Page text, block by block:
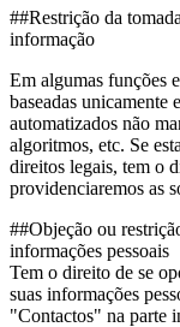
##Restrição da
informação
Em algumas funções
baseadas unicamente
automatizados não
algoritmos, etc. Se
direitos legais, tem o
providenciaremos as
##Objeção ou
informações pessoais
Tem o direito de se
suas informações
"Contactos" na parte